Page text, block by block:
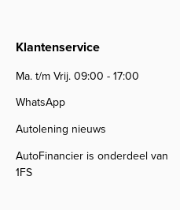
Klantenservice
Ma. t/m Vrij. 09:00 - 17:00
WhatsApp
Autolening nieuws
AutoFinancier is onderdeel van
1FS